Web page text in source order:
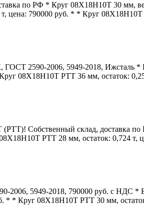
по РФ * Круг 08Х18Н10Т 30 мм,
цена: 790000 руб. * * Круг 08Х18Н10Т
2590-2006, 5949-2018, Ижсталь
08Х18Н10Т РТТ 36 мм, остаток:
(РТТ)! Собственный склад,
РТТ 28 мм, остаток: 0,724 т,
5949-2018, 790000 руб. с НДС *
* * Круг 08Х18Н10Т РТТ 30 мм,